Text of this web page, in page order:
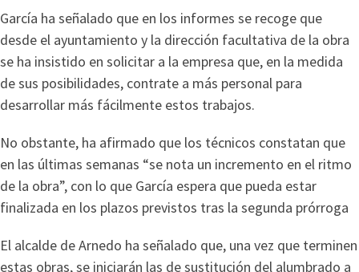
García ha señalado que en los informes se recoge que
desde el ayuntamiento y la dirección facultativa de la obra
se ha insistido en solicitar a la empresa que, en la medida
de sus posibilidades, contrate a más personal para
desarrollar más fácilmente estos trabajos.
No obstante, ha afirmado que los técnicos constatan que
en las últimas semanas “se nota un incremento en el ritmo
de la obra”, con lo que García espera que pueda estar
finalizada en los plazos previstos tras la segunda prórroga
El alcalde de Arnedo ha señalado que, una vez que terminen
estas obras, se iniciarán las de sustitución del alumbrado a